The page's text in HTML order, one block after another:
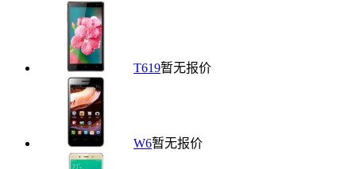
T619暂无报价
W6暂无报价